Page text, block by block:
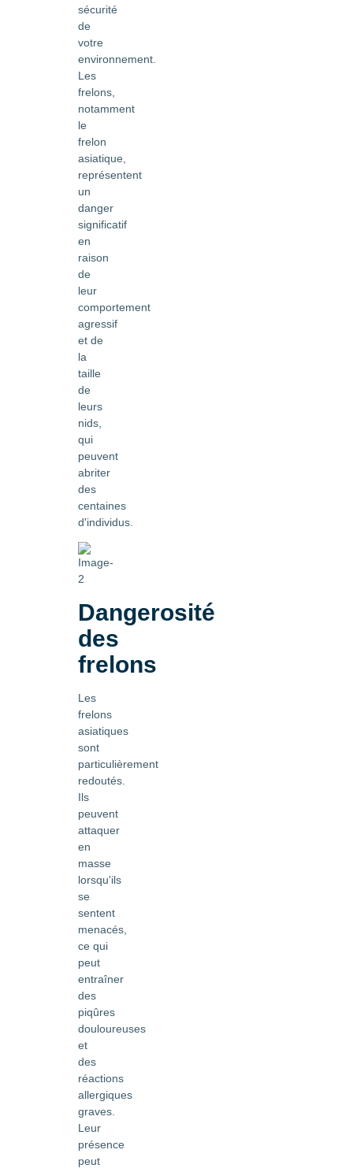
sécurité
de
votre
environnement.
Les
frelons,
notamment
le
frelon
asiatique,
représentent
un
danger
significatif
en
raison
de
leur
comportement
agressif
et de
la
taille
de
leurs
nids,
qui
peuvent
abriter
des
centaines
d'individus.
Dangerosité
des
frelons
Les
frelons
asiatiques
sont
particulièrement
redoutés.
Ils
peuvent
attaquer
en
masse
lorsqu'ils
se
sentent
menacés,
ce qui
peut
entraîner
des
piqûres
douloureuses
et
des
réactions
allergiques
graves.
Leur
présence
peut